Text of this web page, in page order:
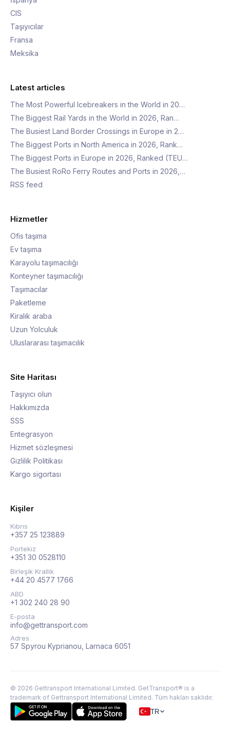
CIS
Taşıyıcılar
Fransa
Meksika
Latest articles
The Most Powerful Icebreakers in the World in 20…
The Biggest Rail Yards in the World in 2026, Ran…
The Busiest Land Border Crossings in Europe in 2…
The Biggest Ports in North America in 2026, Rank…
The Biggest Ports in Europe in 2026, Ranked (TEU…
The Busiest RoRo Ferry Routes and Ports in 2026,…
RSS feed
Hizmetler
Ofis taşıma
Ev taşıma
Karayolu taşımacılığı
Konteyner taşımacılığı
Taşımacılar
Paketleme
Kiralık araba
Uzun Yolculuk
Uluslararası taşımacılık
Site Haritası
Taşıyıcı olun
Hakkımızda
SSS
Entegrasyon
Hizmet sözleşmesi
Gizlilik Politikası
Kargo sigortası
Kişiler
Kıbrıs
+357 25 123889
Portekiz
+351 30 0528110
Birleşik Krallık
+44 20 4577 1766
ABD
+1 302 240 28 90
E-posta
info@gettransport.com
Adres
57 Spyrou Kyprianou, Larnaca 6051
© 2026 Gettransport International Limited. GetTransport® is a
trademark of Gettransport International Limited. Tüm hakları saklıdır.
TR